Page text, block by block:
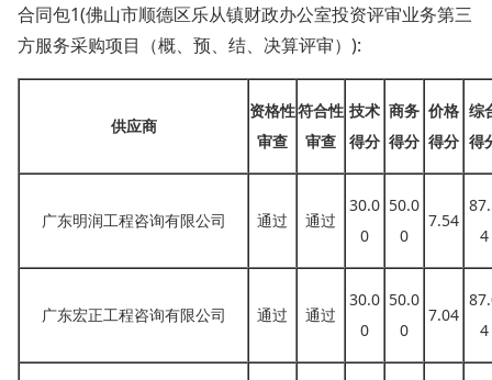
合同包1(佛山市顺德区乐从镇财政办公室投资评审业务第三
方服务采购项目（概、预、结、决算评审）):
供应商
资格性
审查
符合性
审查
技术
得分
商务
得分
价格
得分
综
得
广东明润工程咨询有限公司 通过 通过
30.0
0
50.0
0
7.54
4
广东宏正工程咨询有限公司 通过 通过
30.0
0
50.0
0
7.04
4